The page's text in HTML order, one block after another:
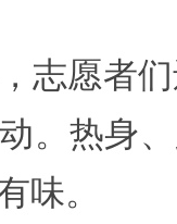
志愿者
。热身
味。